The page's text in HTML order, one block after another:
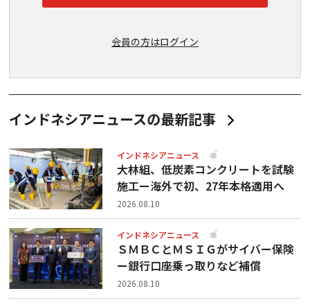
会員の方はログイン
インドネシアニュースの最新記事
インドネシアニュース
大林組、低炭素コンクリートを試験
施工ー海外で初、27年本格適用へ
2026.08.10
インドネシアニュース
ＳＭＢＣとＭＳＩＧがサイバー保険
ー銀行口座乗っ取りなど補償
2026.08.10